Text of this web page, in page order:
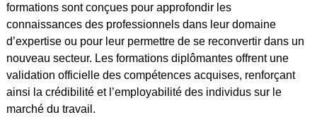
formations sont conçues pour approfondir les
connaissances des professionnels dans leur domaine
d’expertise ou pour leur permettre de se reconvertir dans un
nouveau secteur. Les formations diplômantes offrent une
validation officielle des compétences acquises, renforçant
ainsi la crédibilité et l’employabilité des individus sur le
marché du travail.